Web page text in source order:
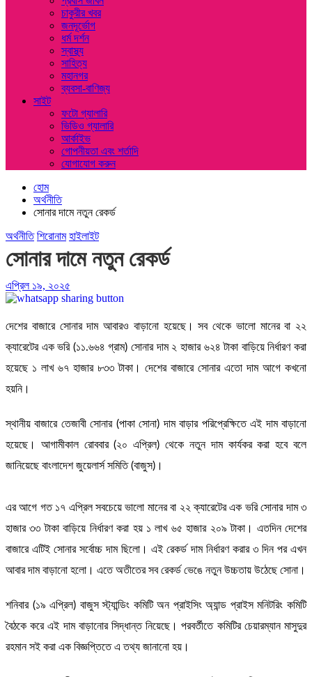
চাকুরীর খবর
জনদূর্ভোগ
ধর্ম দর্শন
স্বাস্থ্য
সাহিত্য
মহানগর
ব্যবসা-বাণিজ্য
সাইট
ফটো গ্যালারি
ভিডিও গ্যালারি
আর্কাইভ
গোপনীয়তা এবং শর্তাদি
যোগাযোগ করুন
হোম
অর্থনীতি
সোনার দামে নতুন রেকর্ড
অর্থনীতি শিরোনাম হাইলাইট
সোনার দামে নতুন রেকর্ড
এপ্রিল ১৯, ২০২৫
দেশের বাজারে সোনার দাম আবারও বাড়ানো হয়েছে। সব থেকে ভালো মানের বা ২২
ক্যারেটের এক ভরি (১১.৬৬৪ গ্রাম) সোনার দাম ২ হাজার ৬২৪ টাকা বাড়িয়ে নির্ধারণ করা
হয়েছে ১ লাখ ৬৭ হাজার ৮৩৩ টাকা। দেশের বাজারে সোনার এতো দাম আগে কখনো
হয়নি।
স্থানীয় বাজারে তেজাবী সোনার (পাকা সোনা) দাম বাড়ার পরিপ্রেক্ষিতে এই দাম বাড়ানো
হয়েছে। আগামীকাল রোববার (২০ এপ্রিল) থেকে নতুন দাম কার্যকর করা হবে বলে
জানিয়েছে বাংলাদেশ জুয়েলার্স সমিতি (বাজুস)।
এর আগে গত ১৭ এপ্রিল সবচেয়ে ভালো মানের বা ২২ ক্যারেটের এক ভরি সোনার দাম ৩
হাজার ৩৩ টাকা বাড়িয়ে নির্ধারণ করা হয় ১ লাখ ৬৫ হাজার ২০৯ টাকা। এতদিন দেশের
বাজারে এটিই সোনার সর্বোচ্চ দাম ছিলো। এই রেকর্ড দাম নির্ধারণ করার ৩ দিন পর এখন
আবার দাম বাড়ানো হলো। এতে অতীতের সব রেকর্ড ভেঙে নতুন উচ্চতায় উঠেছে সোনা।
শনিবার (১৯ এপ্রিল) বাজুস স্ট্যান্ডিং কমিটি অন প্রাইসিং অ্যান্ড প্রাইস মনিটরিং কমিটি
বৈঠকে করে এই দাম বাড়ানোর সিদ্ধান্ত নিয়েছে। পরবর্তীতে কমিটির চেয়ারম্যান মাসুদুর
রহমান সই করা এক বিজ্ঞপ্তিতে এ তথ্য জানানো হয়।